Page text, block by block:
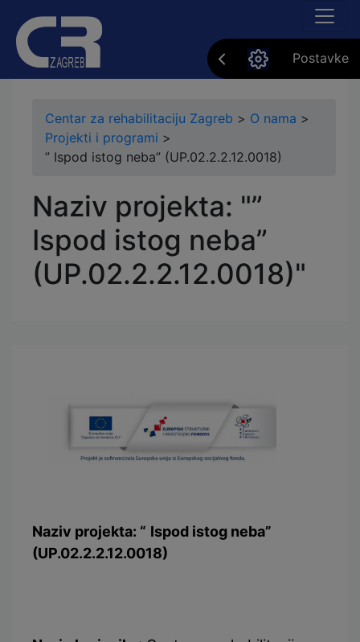
Postavke
Centar za rehabilitaciju Zagreb > O nama >
Projekti i programi >
” Ispod istog neba” (UP.02.2.2.12.0018)
Naziv projekta: "”
Ispod istog neba”
(UP.02.2.2.12.0018)"
Naziv projekta: “ Ispod istog neba”
(UP.02.2.2.12.0018)